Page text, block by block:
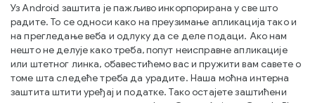
Уз Android заштита је пажљиво инкорпорирана у све што
радите. То се односи како на преузимање апликација тако и
на прегледање веба и одлуку да се деле подаци. Ако нам
нешто не делује како треба, попут неисправне апликације
или штетног линка, обавестићемо вас и пружити вам савете о
томе шта следеће треба да урадите. Наша моћна интерна
заштита штити уређај и податке. Тако остајете заштићени